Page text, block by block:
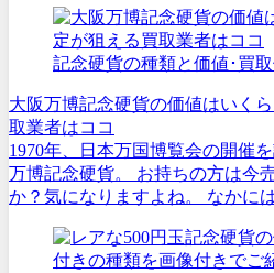
記念硬貨の種類と価値･買
大阪万博記念硬貨の価値はいく
取業者はココ
1970年、日本万国博覧会の開催
万博記念硬貨。 お持ちの方は今
か？気になりますよね。 なかに